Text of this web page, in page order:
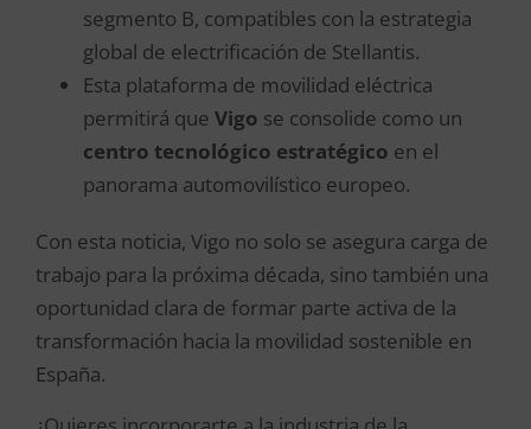
segmento B, compatibles con la estrategia
global de electrificación de Stellantis.
Esta plataforma de movilidad eléctrica
permitirá que Vigo se consolide como un
centro tecnológico estratégico en el
panorama automovilístico europeo.
Con esta noticia, Vigo no solo se asegura carga de
trabajo para la próxima década, sino también una
oportunidad clara de formar parte activa de la
transformación hacia la movilidad sostenible en
España.